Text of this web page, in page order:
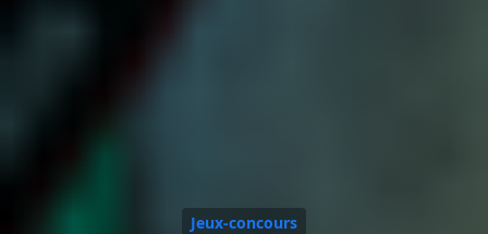
Jeux-concours